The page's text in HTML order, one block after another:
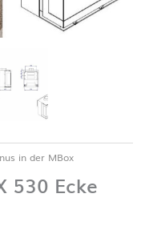
in der MBox
530 Ecke